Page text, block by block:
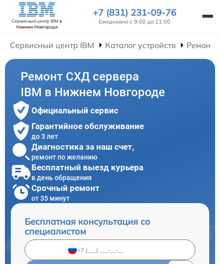
Сервисный центр IBM в
Нижнем Новгороде
+7 (831) 231-09-76
Ежедневно с 9:00 до 21:00
Сервисный центр IBM Каталог устройств Ремонт
Ремонт СХД сервера
IBM в Нижнем Новгороде
Официальный сервис
Гарантийное обслуживание
до 3 лет
Диагностика за наш счет,
ремонт по желанию
Бесплатный выезд курьера
в день обращения
Срочный ремонт
от 35 минут
Бесплатная консультация со
специалистом